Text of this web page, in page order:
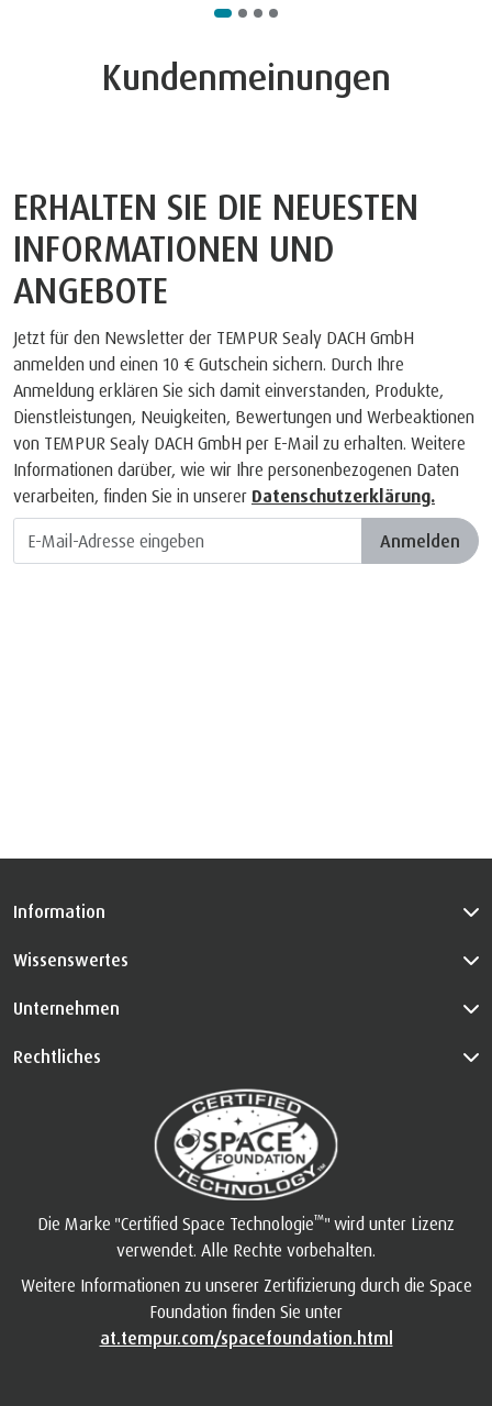
Kundenmeinungen
ERHALTEN SIE DIE NEUESTEN
INFORMATIONEN UND
ANGEBOTE
Jetzt für den Newsletter der TEMPUR Sealy DACH GmbH
anmelden und einen 10 € Gutschein sichern. Durch Ihre
Anmeldung erklären Sie sich damit einverstanden, Produkte,
Dienstleistungen, Neuigkeiten, Bewertungen und Werbeaktionen
von TEMPUR Sealy DACH GmbH per E-Mail zu erhalten. Weitere
Informationen darüber, wie wir Ihre personenbezogenen Daten
verarbeiten, finden Sie in unserer Datenschutzerklärung.
Anmelden
Information
Wissenswertes
Unternehmen
Rechtliches
Die Marke "Certified Space Technologie™" wird unter Lizenz
verwendet. Alle Rechte vorbehalten.
Weitere Informationen zu unserer Zertifizierung durch die Space
Foundation finden Sie unter
at.tempur.com/spacefoundation.html